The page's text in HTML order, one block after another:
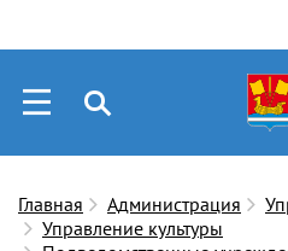
Главная Администрация
Управление культуры